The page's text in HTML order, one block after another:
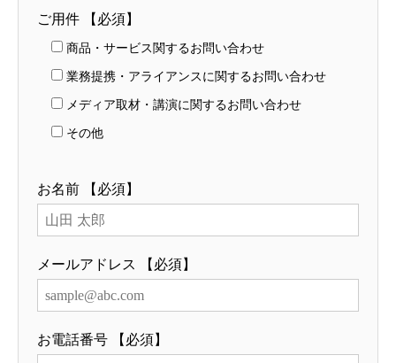
ご用件 【必須】
商品・サービス関するお問い合わせ
業務提携・アライアンスに関するお問い合わせ
メディア取材・講演に関するお問い合わせ
その他
お名前 【必須】
メールアドレス 【必須】
お電話番号 【必須】